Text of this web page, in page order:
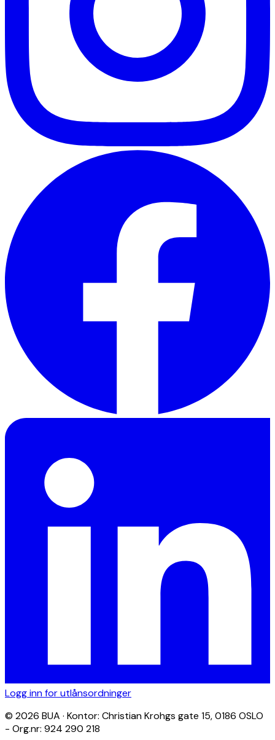
Logg inn for utlånsordninger
© 2026 BUA · Kontor: Christian Krohgs gate 15, 0186 OSLO
- Org.nr: 924 290 218